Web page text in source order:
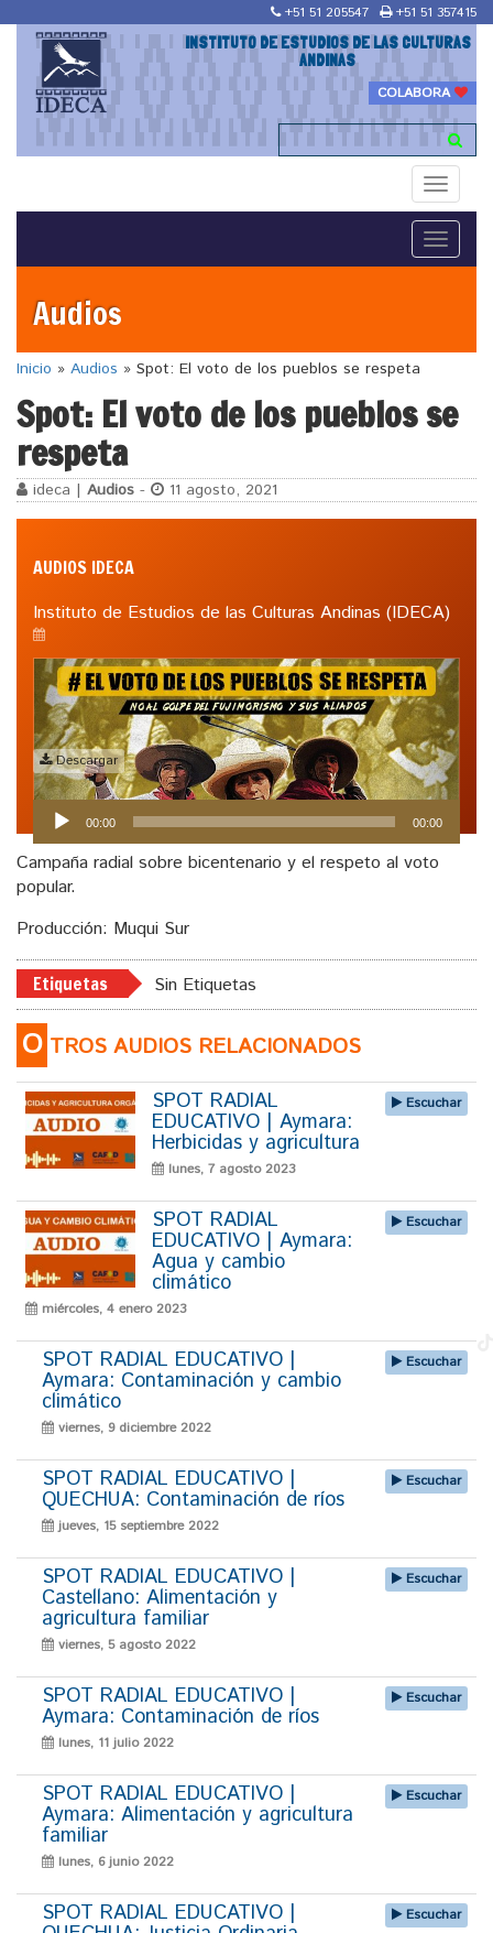
+51 51 205547 +51 51 357415
INSTITUTO DE ESTUDIOS DE LAS CULTURAS
ANDINAS
COLABORA
Toggle
Toggle
Audios
Inicio » Audios » Spot: El voto de los pueblos se respeta
Spot: El voto de los pueblos se
respeta
ideca | Audios - 11 agosto, 2021
AUDIOS IDECA
Instituto de Estudios de las Culturas Andinas (IDECA)
Descargar
Reproductor
de
audio
00:00 00:00
Campaña radial sobre bicentenario y el respeto al voto
popular.
Producción: Muqui Sur
Etiquetas Sin Etiquetas
O TROS AUDIOS RELACIONADOS
SPOT RADIAL
EDUCATIVO | Aymara:
Herbicidas y agricultura
lunes, 7 agosto 2023
Escuchar
SPOT RADIAL
EDUCATIVO | Aymara:
Agua y cambio
climático
miércoles, 4 enero 2023
Escuchar
SPOT RADIAL EDUCATIVO |
Aymara: Contaminación y cambio
climático
viernes, 9 diciembre 2022
Escuchar
SPOT RADIAL EDUCATIVO |
QUECHUA: Contaminación de ríos
jueves, 15 septiembre 2022
Escuchar
SPOT RADIAL EDUCATIVO |
Castellano: Alimentación y
agricultura familiar
viernes, 5 agosto 2022
Escuchar
SPOT RADIAL EDUCATIVO |
Aymara: Contaminación de ríos
lunes, 11 julio 2022
Escuchar
SPOT RADIAL EDUCATIVO |
Aymara: Alimentación y agricultura
familiar
lunes, 6 junio 2022
Escuchar
SPOT RADIAL EDUCATIVO | Escuchar